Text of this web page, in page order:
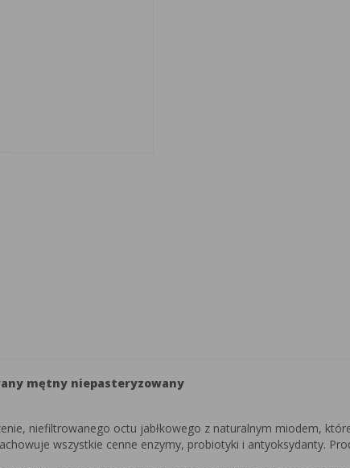
mętny niepasteryzowany
niefiltrowanego octu jabłkowego z naturalnym miodem,
wszystkie cenne enzymy, probiotyki i antyoksydanty.